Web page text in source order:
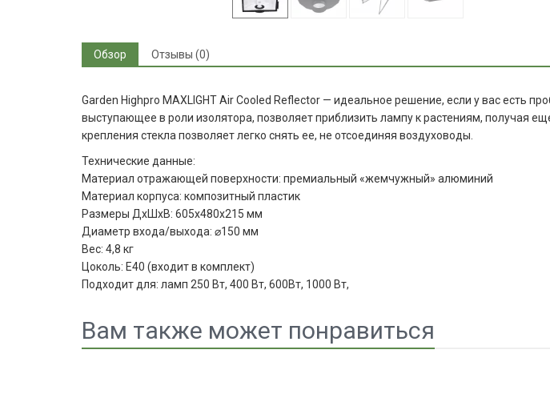
Обзор Отзывы (0)
Garden Highpro MAXLIGHT Air Cooled Reflector — идеальное решение, если у вас есть
выступающее в роли изолятора, позволяет приблизить лампу к растениям, получая
крепления стекла позволяет легко снять ее, не отсоединяя воздуховоды.
Технические данные:
Материал отражающей поверхности: премиальный «жемчужный» алюминий
Материал корпуса: композитный пластик
Размеры ДхШхВ: 605x480x215 мм
Диаметр входа/выхода: ⌀150 мм
Вес: 4,8 кг
Цоколь: E40 (входит в комплект)
Подходит для: ламп 250 Вт, 400 Вт, 600Вт, 1000 Вт,
Вам также может понравиться